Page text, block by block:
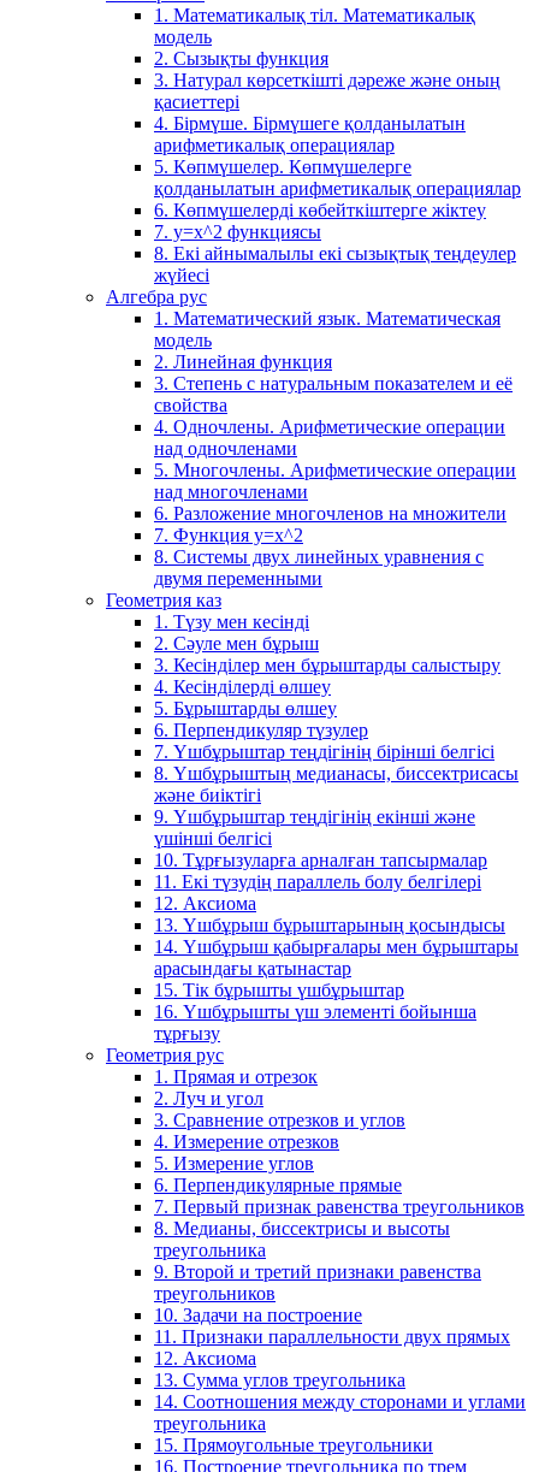
1. Математикалық тіл. Математикалық
модель
2. Сызықты функция
3. Натурал көрсеткішті дәреже және оның
қасиеттері
4. Бірмүше. Бірмүшеге қолданылатын
арифметикалық операциялар
5. Көпмүшелер. Көпмүшелерге
қолданылатын арифметикалық операциялар
6. Көпмүшелерді көбейткіштерге жіктеу
7. у=х^2 функциясы
8. Екі айнымалылы екі сызықтық теңдеулер
жүйесі
Алгебра рус
1. Математический язык. Математическая
модель
2. Линейная функция
3. Степень с натуральным показателем и её
свойства
4. Одночлены. Арифметические операции
над одночленами
5. Многочлены. Арифметические операции
над многочленами
6. Разложение многочленов на множители
7. Функция y=x^2
8. Системы двух линейных уравнения с
двумя переменными
Геометрия каз
1. Түзу мен кесінді
2. Сәуле мен бұрыш
3. Кесінділер мен бұрыштарды салыстыру
4. Кесінділерді өлшеу
5. Бұрыштарды өлшеу
6. Перпендикуляр түзулер
7. Үшбұрыштар теңдігінің бірінші белгісі
8. Үшбұрыштың медианасы, биссектрисасы
және биіктігі
9. Үшбұрыштар теңдігінің екінші және
үшінші белгісі
10. Тұрғызуларға арналған тапсырмалар
11. Екі түзудің параллель болу белгілері
12. Аксиома
13. Үшбұрыш бұрыштарының қосындысы
14. Үшбұрыш қабырғалары мен бұрыштары
арасындағы қатынастар
15. Тік бұрышты үшбұрыштар
16. Үшбұрышты үш элементі бойынша
тұрғызу
Геометрия рус
1. Прямая и отрезок
2. Луч и угол
3. Сравнение отрезков и углов
4. Измерение отрезков
5. Измерение углов
6. Перпендикулярные прямые
7. Первый признак равенства треугольников
8. Медианы, биссектрисы и высоты
треугольника
9. Второй и третий признаки равенства
треугольников
10. Задачи на построение
11. Признаки параллельности двух прямых
12. Аксиома
13. Сумма углов треугольника
14. Соотношения между сторонами и углами
треугольника
15. Прямоугольные треугольники
16. Построение треугольника по трем